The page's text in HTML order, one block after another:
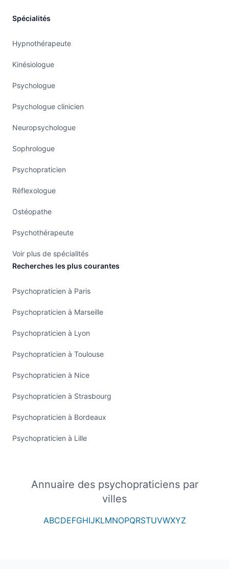
Spécialités
Hypnothérapeute
Kinésiologue
Psychologue
Psychologue clinicien
Neuropsychologue
Sophrologue
Psychopraticien
Réflexologue
Ostéopathe
Psychothérapeute
Voir plus de spécialités
Recherches les plus courantes
Psychopraticien à Paris
Psychopraticien à Marseille
Psychopraticien à Lyon
Psychopraticien à Toulouse
Psychopraticien à Nice
Psychopraticien à Strasbourg
Psychopraticien à Bordeaux
Psychopraticien à Lille
Annuaire des psychopraticiens par
villes
ABCDEFGHIJKLMNOPQRSTUVWXYZ